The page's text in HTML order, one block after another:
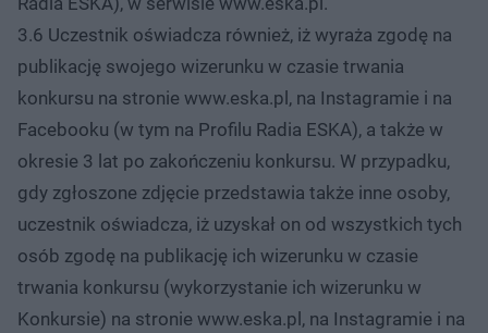
3.6 Uczestnik oświadcza również, iż wyraża zgodę na
publikację swojego wizerunku w czasie trwania
konkursu na stronie www.eska.pl, na Instagramie i na
Facebooku (w tym na Profilu Radia ESKA), a także w
okresie 3 lat po zakończeniu konkursu. W przypadku,
gdy zgłoszone zdjęcie przedstawia także inne osoby,
uczestnik oświadcza, iż uzyskał on od wszystkich tych
osób zgodę na publikację ich wizerunku w czasie
trwania konkursu (wykorzystanie ich wizerunku w
Konkursie) na stronie www.eska.pl, na Instagramie i na